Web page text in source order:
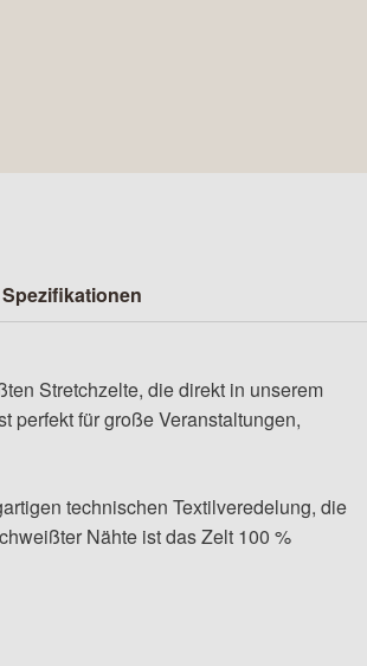
Stretchzelte, die direkt in unserem
perfekt für große Veranstaltungen,
technischen Textilveredelung, die
Nähte ist das Zelt 100 %